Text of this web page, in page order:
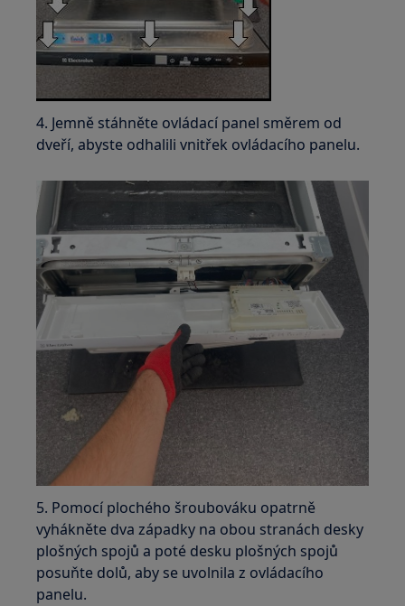
4. Jemně stáhněte ovládací panel směrem od
dveří, abyste odhalili vnitřek ovládacího panelu.
5. Pomocí plochého šroubováku opatrně
vyhákněte dva západky na obou stranách desky
plošných spojů a poté desku plošných spojů
posuňte dolů, aby se uvolnila z ovládacího
panelu.